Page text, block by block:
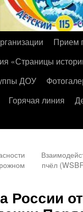
Прием
«Страницы
ДОУ
Горячая линия
пчёл
России